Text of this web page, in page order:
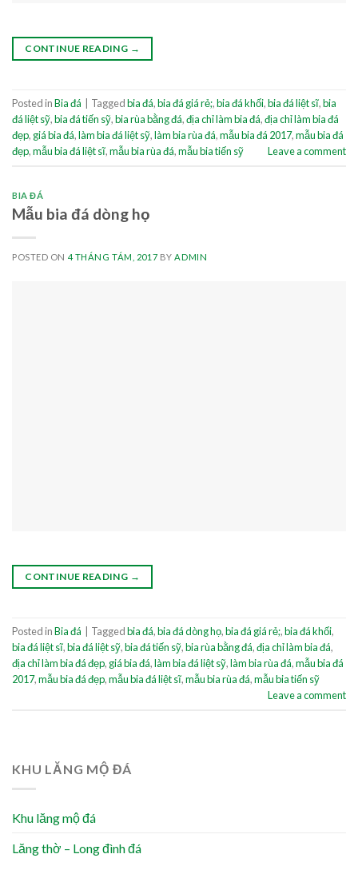
CONTINUE READING →
Posted inBia đá Taggedbia đá,bia đá giá rẻ;,bia đá khối,bia đá liệt sĩ,bia
đá liệt sỹ,bia đá tiến sỹ,bia rùa bằng đá,địa chỉ làm bia đá,địa chỉ làm bia đá
đẹp, giá bia đá,làm bia đá liệt sỹ,làm bia rùa đá,mẫu bia đá 2017,mẫu bia đá
đẹp,mẫu bia đá liệt sĩ,mẫu bia rùa đá,mẫu bia tiến sỹ Leave a comment
BIA ĐÁ
Mẫu bia đá dòng họ
POSTED ON 4 THÁNG TÁM, 2017 BY ADMIN
CONTINUE READING →
Posted inBia đá Taggedbia đá,bia đá dòng họ,bia đá giá rẻ;,bia đá khối,
bia đá liệt sĩ,bia đá liệt sỹ,bia đá tiến sỹ,bia rùa bằng đá,địa chỉ làm bia đá,
địa chỉ làm bia đá đẹp, giá bia đá,làm bia đá liệt sỹ,làm bia rùa đá,mẫu bia đá
2017,mẫu bia đá đẹp,mẫu bia đá liệt sĩ,mẫu bia rùa đá,mẫu bia tiến sỹ
Leave a comment
KHU LĂNG MỘ ĐÁ
Khu lăng mộ đá
Lăng thờ – Long đình đá